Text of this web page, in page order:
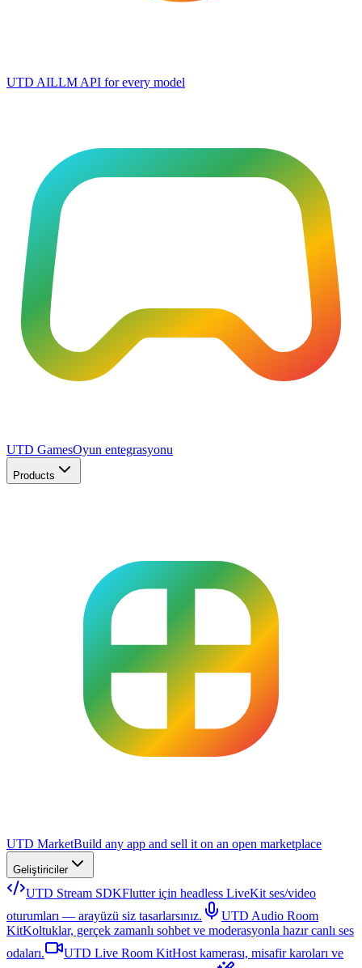
UTD AILLM API for every model
UTD GamesOyun entegrasyonu
Products
UTD MarketBuild any app and sell it on an open marketplace
Geliştiriciler
UTD Stream SDKFlutter için headless LiveKit ses/video
oturumları — arayüzü siz tasarlarsınız.
UTD Audio Room
KitKoltuklar, gerçek zamanlı sohbet ve moderasyonla hazır canlı ses
odaları.
UTD Live Room KitHost kamerası, misafir karoları ve